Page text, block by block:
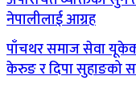
नेपालीलाई आग्रह
पाँचथर समाज सेवा
केरुङ र दिपा सुहाङको